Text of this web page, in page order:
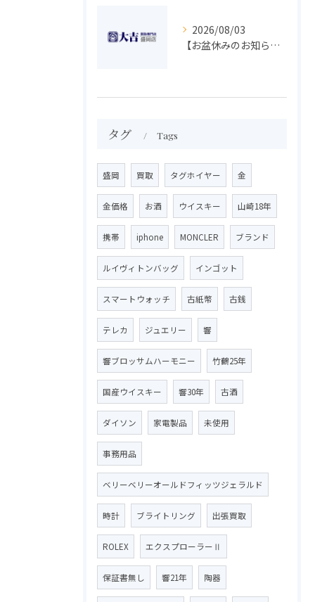
2026/08/03
【お盆休みのお知らせ】買取専門 大吉 盛岡店
タグ Tags
盛岡 買取 タグホイヤー 金
金価格 お酒 ウイスキー 山崎18年
携帯 iphone MONCLER ブランド
ルイヴィトンバッグ インゴット
スマートウォッチ 古紙幣 古銭
テレカ ジュエリー 響
響ブロッサムハーモニー 竹鶴25年
国産ウイスキー 響30年 古酒
ダイソン 家電製品 未使用
事務用品
ベリーベリーオールドフィッツジェラルド
時計 ブライトリング 出張買取
ROLEX エクスプローラーⅡ
保証書無し 響21年 陶器